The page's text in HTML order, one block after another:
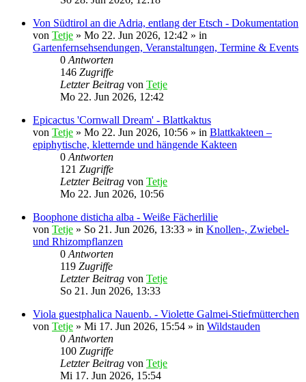
Von Südtirol an die Adria, entlang der Etsch - Dokumentation
von Tetje » Mo 22. Jun 2026, 12:42 » in
Gartenfernsehsendungen, Veranstaltungen, Termine & Events
0 Antworten
146 Zugriffe
Letzter Beitrag von Tetje
Mo 22. Jun 2026, 12:42
Epicactus 'Cornwall Dream' - Blattkaktus
von Tetje » Mo 22. Jun 2026, 10:56 » in Blattkakteen –
epiphytische, kletternde und hängende Kakteen
0 Antworten
121 Zugriffe
Letzter Beitrag von Tetje
Mo 22. Jun 2026, 10:56
Boophone disticha alba - Weiße Fächerlilie
von Tetje » So 21. Jun 2026, 13:33 » in Knollen-, Zwiebel-
und Rhizompflanzen
0 Antworten
119 Zugriffe
Letzter Beitrag von Tetje
So 21. Jun 2026, 13:33
Viola guestphalica Nauenb. - Violette Galmei-Stiefmütterchen
von Tetje » Mi 17. Jun 2026, 15:54 » in Wildstauden
0 Antworten
100 Zugriffe
Letzter Beitrag von Tetje
Mi 17. Jun 2026, 15:54